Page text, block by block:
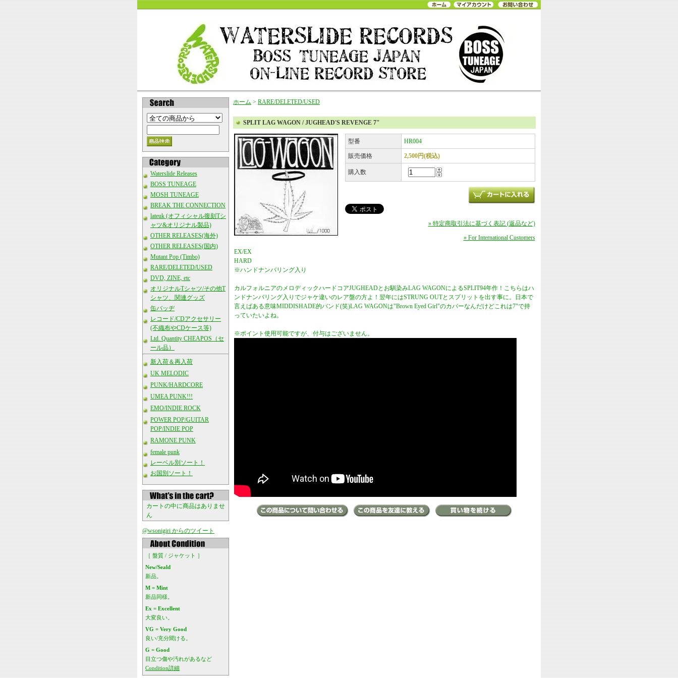
Waterslide Releases
BOSS TUNEAGE
MOSH TUNEAGE
BREAK THE CONNECTION
lateuk (オフィシャル復刻Tシ
ャツ&オリジナル製品)
OTHER RELEASES(海外)
OTHER RELEASES(国内)
Mutant Pop (Timbo)
RARE/DELETED/USED
DVD, ZINE, etc
オリジナルTシャツ/その他T
シャツ、関連グッズ
缶バッヂ
レコード/CDアクセサリー
(不織布やCDケース等)
Ltd. Quantity CHEAPOS（セ
ール品）
新入荷＆再入荷
UK MELODIC
PUNK/HARDCORE
UMEA PUNK!!!
EMO/INDIE ROCK
POWER POP/GUITAR
POP/INDIE POP
RAMONE PUNK
female punk
レーベル別ソート！
お国別ソート！
カートの中に商品はありませ
ん
@wsonigiri からのツイート
［ 盤質 / ジャケット ］
New/Seald
新品。
M = Mint
新品同様。
Ex = Excellent
大変良い。
VG = Very Good
良い/充分聞ける。
G = Good
目立つ傷や汚れがあるなど
Condition詳細
ホーム > RARE/DELETED/USED
SPLIT LAG WAGON / JUGHEAD'S REVENGE 7"
型番 HR004
販売価格 2,500円(税込)
購入数
» 特定商取引法に基づく表記 (返品など)
» For International Customers
EX/EX
HARD
※ハンドナンバリング入り
カルフォルニアのメロディックハードコアJUGHEADとお馴染みLAG WAGONによるSPLIT94年作！こちらはハ
ンドナンバリング入りでジャケ違いのレア盤の方よ！翌年にはSTRUNG OUTとスプリットを出す事に。日本で
言えばある意味MIDDISHADE的バンド(笑)LAG WAGONは"Brown Eyed Girl"のカバーなんだけどこれは7"で持
っていたいよね。
※ポイント使用可能ですが、付与はございません。